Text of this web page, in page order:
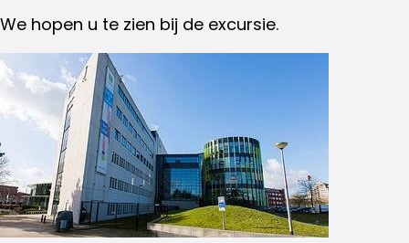
We hopen u te zien bij de excursie.